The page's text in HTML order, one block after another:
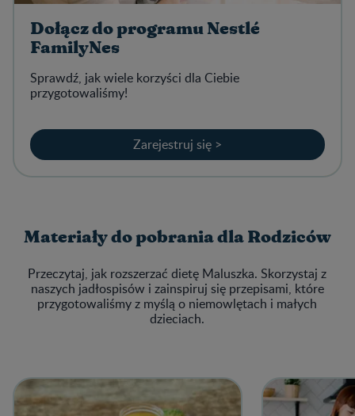
Dołącz do programu Nestlé
FamilyNes
Sprawdź, jak wiele korzyści dla Ciebie
przygotowaliśmy!
Zarejestruj się >
Materiały do pobrania dla Rodziców
Przeczytaj, jak rozszerzać dietę Maluszka. Skorzystaj z
naszych jadłospisów i zainspiruj się przepisami, które
przygotowaliśmy z myślą o niemowlętach i małych
dzieciach.